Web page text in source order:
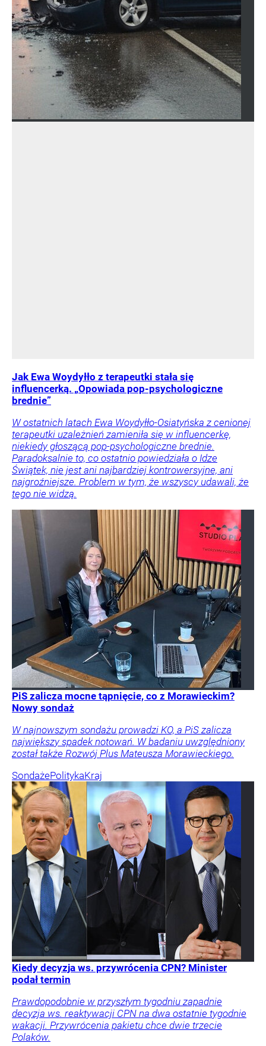
Jak Ewa Woydyłło z terapeutki stała się
influencerką. „Opowiada pop-psychologiczne
brednie”
W ostatnich latach Ewa Woydyłło-Osiatyńska z cenionej
terapeutki uzależnień zamieniła się w influencerkę,
niekiedy głoszącą pop-psychologiczne brednie.
Paradoksalnie to, co ostatnio powiedziała o Idze
Świątek, nie jest ani najbardziej kontrowersyjne, ani
najgroźniejsze. Problem w tym, że wszyscy udawali, że
tego nie widzą.
PiS zalicza mocne tąpnięcie, co z Morawieckim?
Nowy sondaż
W najnowszym sondażu prowadzi KO, a PiS zalicza
największy spadek notowań. W badaniu uwzględniony
został także Rozwój Plus Mateusza Morawieckiego.
SondażePolitykaKraj
Kiedy decyzja ws. przywrócenia CPN? Minister
podał termin
Prawdopodobnie w przyszłym tygodniu zapadnie
decyzja ws. reaktywacji CPN na dwa ostatnie tygodnie
wakacji. Przywrócenia pakietu chce dwie trzecie
Polaków.